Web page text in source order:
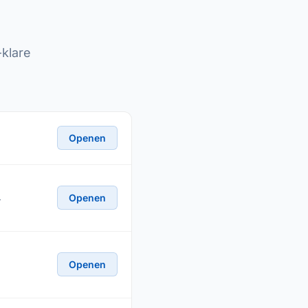
Openen
Openen
Openen